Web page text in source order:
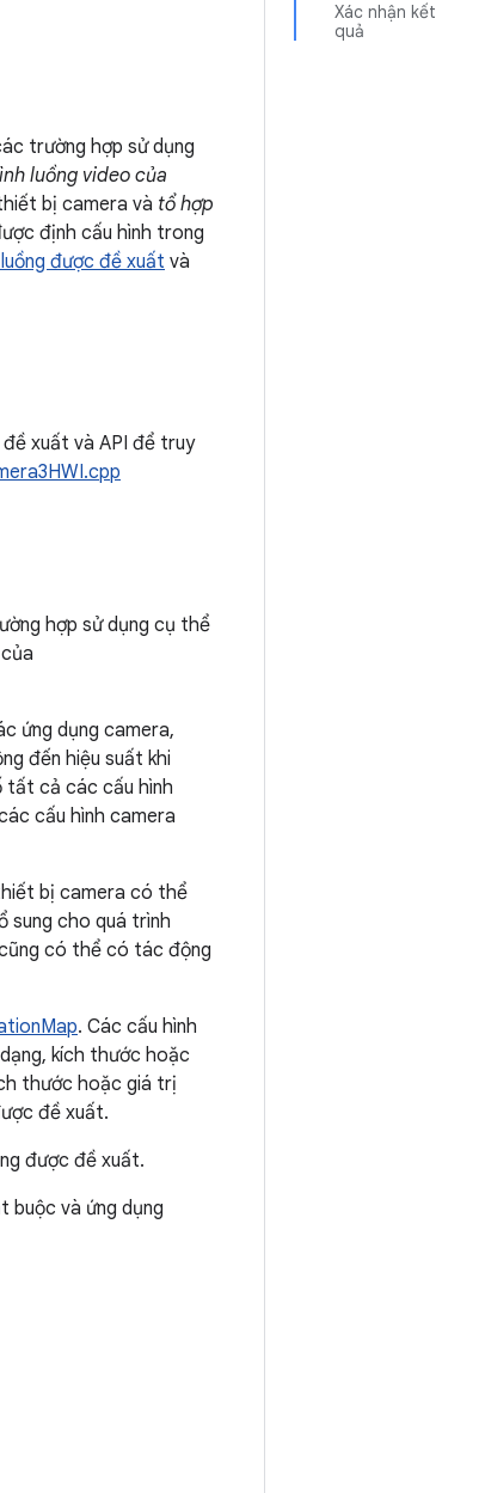
Xác nhận kết
quả
trường hợp sử dụng
luồng video của
bị camera và tổ hợp
định cấu hình trong
được đề xuất và
xuất và API để truy
hợp sử dụng cụ thể
ứng dụng camera,
đến hiệu suất khi
tất cả các cấu hình
cấu hình camera
bị camera có thể
sung cho quá trình
có thể có tác động
. Các cấu hình
kích thước hoặc
thước hoặc giá trị
đề xuất.
được đề xuất.
buộc và ứng dụng